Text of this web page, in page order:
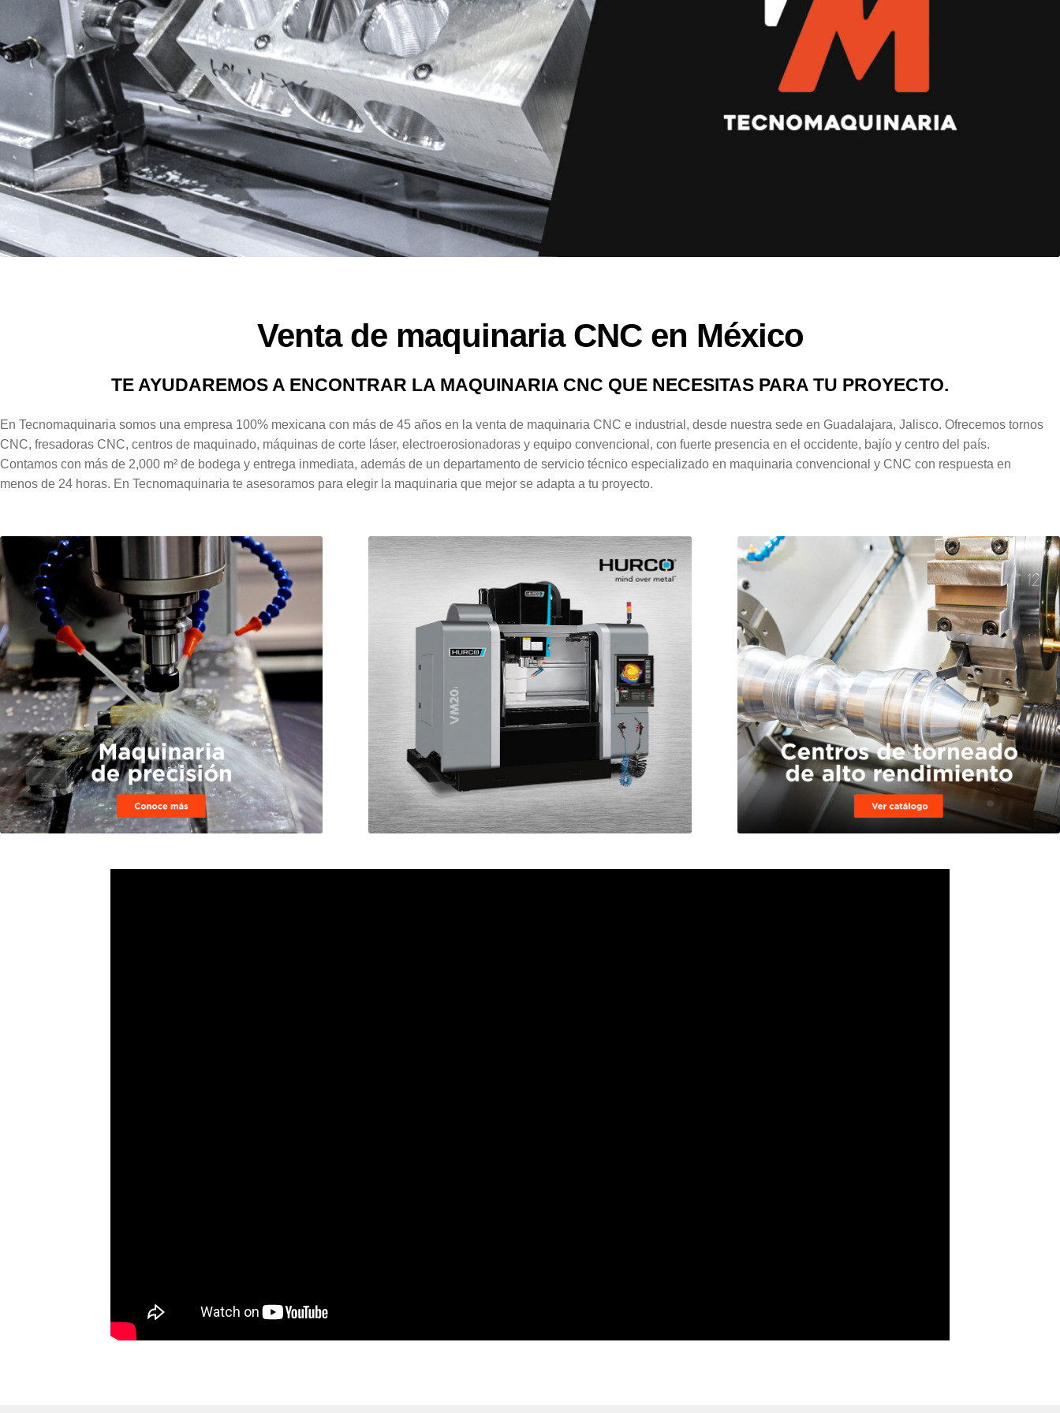
Venta de maquinaria CNC en México
TE AYUDAREMOS A ENCONTRAR LA MAQUINARIA CNC QUE NECESITAS PARA TU PROYECTO.
En Tecnomaquinaria somos una empresa 100% mexicana con más de 45 años en la venta de maquinaria CNC e industrial, desde nuestra sede en Guadalajara, Jalisco. Ofrecemos tornos
CNC, fresadoras CNC, centros de maquinado, máquinas de corte láser, electroerosionadoras y equipo convencional, con fuerte presencia en el occidente, bajío y centro del país.
Contamos con más de 2,000 m² de bodega y entrega inmediata, además de un departamento de servicio técnico especializado en maquinaria convencional y CNC con respuesta en
menos de 24 horas. En Tecnomaquinaria te asesoramos para elegir la maquinaria que mejor se adapta a tu proyecto.